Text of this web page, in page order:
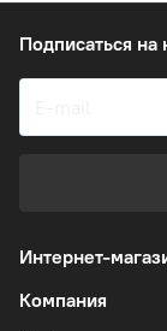
Подписаться на
Интернет-
Компания